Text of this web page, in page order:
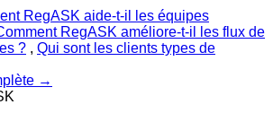
RegASK aide-t-il les équipes
RegASK améliore-t-il les flux de
? , Qui sont les clients types de
→